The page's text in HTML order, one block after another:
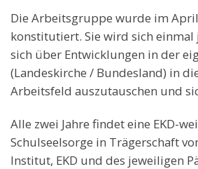
Die Arbeitsgruppe wurde im
konstitutiert. Sie wird sich
sich über Entwicklungen in der
(Landeskirche / Bundesland) in
Arbeitsfeld auszutauschen und
Alle zwei Jahre findet eine EKD-
Schulseelsorge in Trägerschaft
Institut, EKD und des jeweiligen